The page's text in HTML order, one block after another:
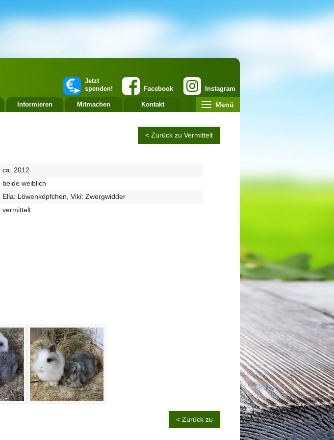
Instagram
Facebook
Jetzt
spenden!
Informieren Mitmachen Kontakt Menü
< Zurück zu Vermittelt
ca. 2012
beide weiblich
Ella: Löwenköpfchen, Viki: Zwergwidder
vermittelt
< Zurück zu